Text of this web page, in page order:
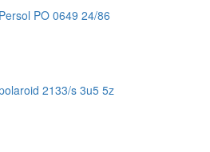
PO 0649 24/86
2133/s 3u5 5z